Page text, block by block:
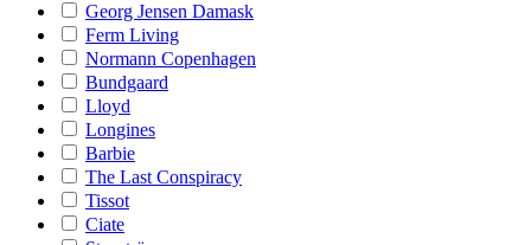
Georg Jensen Damask
Ferm Living
Normann Copenhagen
Bundgaard
Lloyd
Longines
Barbie
The Last Conspiracy
Tissot
Ciate